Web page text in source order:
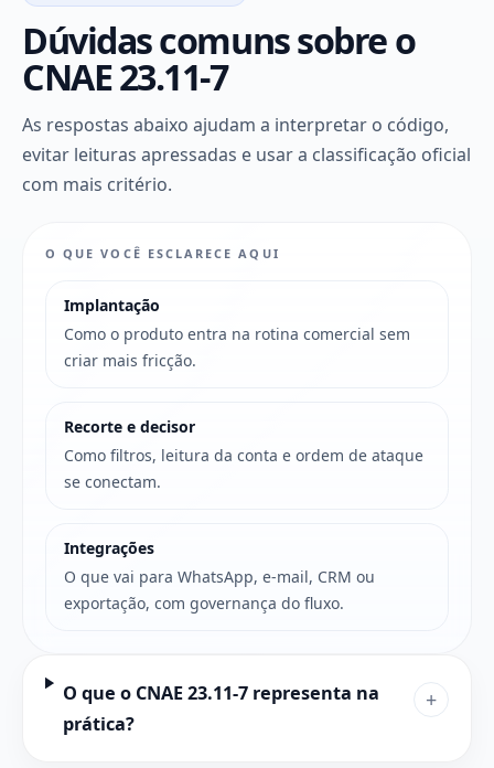
Dúvidas comuns sobre o
CNAE 23.11-7
As respostas abaixo ajudam a interpretar o código,
evitar leituras apressadas e usar a classificação oficial
com mais critério.
O QUE VOCÊ ESCLARECE AQUI
Implantação
Como o produto entra na rotina comercial sem
criar mais fricção.
Recorte e decisor
Como filtros, leitura da conta e ordem de ataque
se conectam.
Integrações
O que vai para WhatsApp, e-mail, CRM ou
exportação, com governança do fluxo.
O que o CNAE 23.11-7 representa na
prática?
+